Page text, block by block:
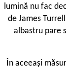
lumină nu fac
de James
albastru pare
În aceeași